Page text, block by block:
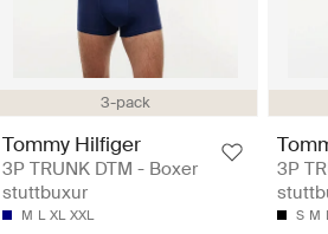
3-pack
Tommy Hilfiger
3P TRUNK DTM - Boxer
stuttbuxur
M L XL XXL
3P
S M